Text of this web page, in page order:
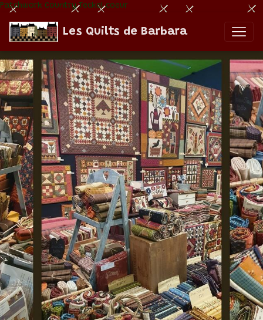
Patchwork Country Teckel coeur
Les Quilts de Barbara